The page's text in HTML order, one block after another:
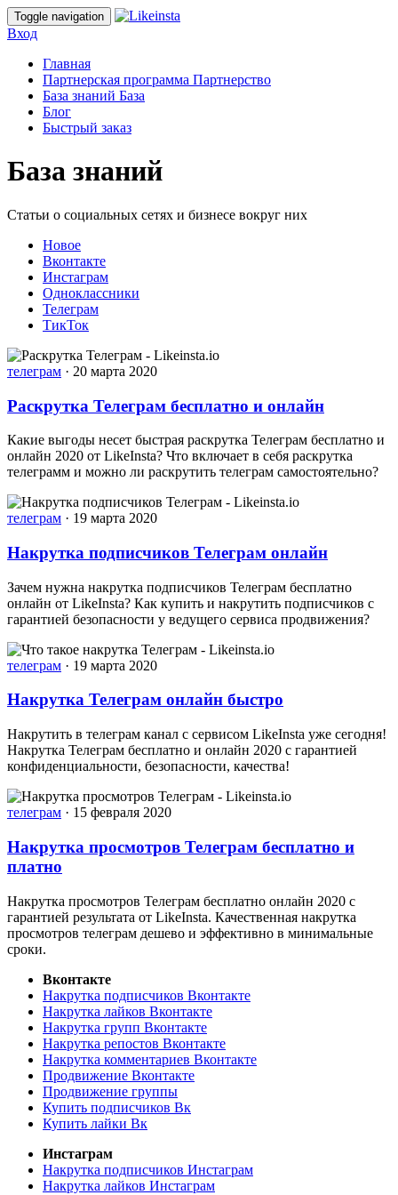
Toggle navigation
Вход
Главная
Партнерская программа Партнерство
База знаний База
Блог
Быстрый заказ
База знаний
Статьи о социальных сетях и бизнесе вокруг них
Новое
Вконтакте
Инстаграм
Одноклассники
Телеграм
ТикТок
телеграм · 20 марта 2020
Раскрутка Телеграм бесплатно и онлайн
Какие выгоды несет быстрая раскрутка Телеграм бесплатно и
онлайн 2020 от LikeInsta? Что включает в себя раскрутка
телеграмм и можно ли раскрутить телеграм самостоятельно?
телеграм · 19 марта 2020
Накрутка подписчиков Телеграм онлайн
Зачем нужна накрутка подписчиков Телеграм бесплатно
онлайн от LikeInsta? Как купить и накрутить подписчиков с
гарантией безопасности у ведущего сервиса продвижения?
телеграм · 19 марта 2020
Накрутка Телеграм онлайн быстро
Накрутить в телеграм канал с сервисом LikeInsta уже сегодня!
Накрутка Телеграм бесплатно и онлайн 2020 с гарантией
конфиденциальности, безопасности, качества!
телеграм · 15 февраля 2020
Накрутка просмотров Телеграм бесплатно и
платно
Накрутка просмотров Телеграм бесплатно онлайн 2020 с
гарантией результата от LikeInsta. Качественная накрутка
просмотров телеграм дешево и эффективно в минимальные
сроки.
Вконтакте
Накрутка подписчиков Вконтакте
Накрутка лайков Вконтакте
Накрутка групп Вконтакте
Накрутка репостов Вконтакте
Накрутка комментариев Вконтакте
Продвижение Вконтакте
Продвижение группы
Купить подписчиков Вк
Купить лайки Вк
Инстаграм
Накрутка подписчиков Инстаграм
Накрутка лайков Инстаграм